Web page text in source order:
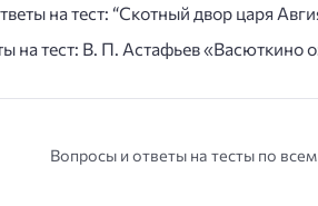
на тест: “Скотный двор царя
на тест: В. П. Астафьев «Васюткино
Вопросы и ответы на тесты по